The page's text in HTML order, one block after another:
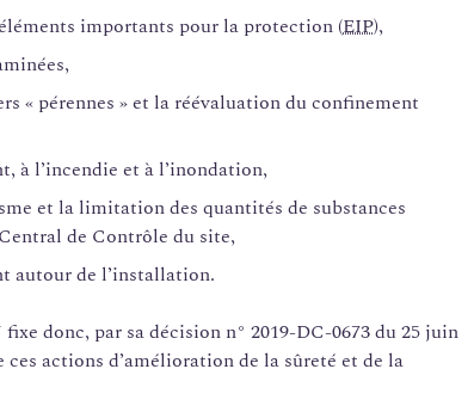
importants pour la protection (EIP),
« pérennes » et la réévaluation du confinement
à l’incendie et à l’inondation,
et la limitation des quantités de substances
de Contrôle du site,
autour de l’installation.
donc, par sa décision n° 2019-DC-0673 du 25 juin
ces actions d’amélioration de la sûreté et de la